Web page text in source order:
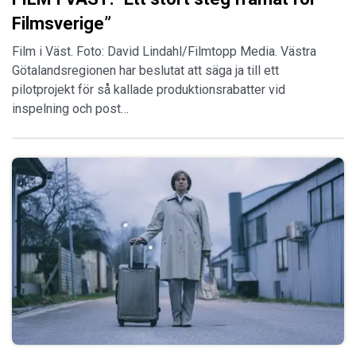
Filmsverige”
Film i Väst. Foto: David Lindahl/Filmtopp Media. Västra
Götalandsregionen har beslutat att säga ja till ett
pilotprojekt för så kallade produktionsrabatter vid
inspelning och post…